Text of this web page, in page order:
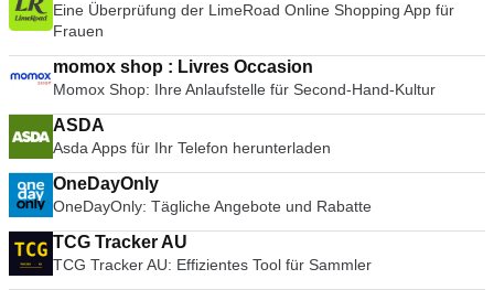
Kids
Eine Überprüfung der LimeRoad Online Shopping App für
Frauen
momox shop : Livres Occasion
Momox Shop: Ihre Anlaufstelle für Second-Hand-Kultur
ASDA
Asda Apps für Ihr Telefon herunterladen
OneDayOnly
OneDayOnly: Tägliche Angebote und Rabatte
TCG Tracker AU
TCG Tracker AU: Effizientes Tool für Sammler